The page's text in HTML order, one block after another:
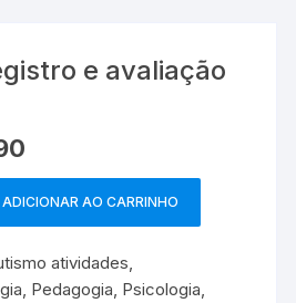
e avaliação
atual
é:
R$24,90.
ADICIONAR AO CARRINHO
atividades
Pedagogia Psicologia